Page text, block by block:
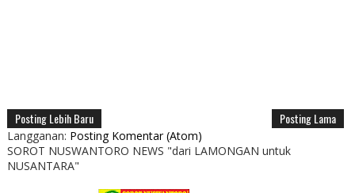
Posting Lebih Baru Posting Lama
Langganan: Posting Komentar (Atom)
SOROT NUSWANTORO NEWS "dari LAMONGAN untuk
NUSANTARA"